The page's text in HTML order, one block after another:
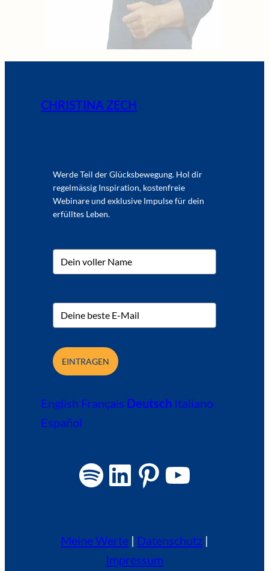
CHRISTINA ZECH
Werde Teil der Glücksbewegung. Hol dir
regelmässig Inspiration, kostenfreie
Webinare und exklusive Impulse für dein
erfülltes Leben.
EINTRAGEN
English Français Deutsch Italiano
Español
Spotify LinkedIn Pinterest YouTube
Meine Werte | Datenschutz |
Impressum